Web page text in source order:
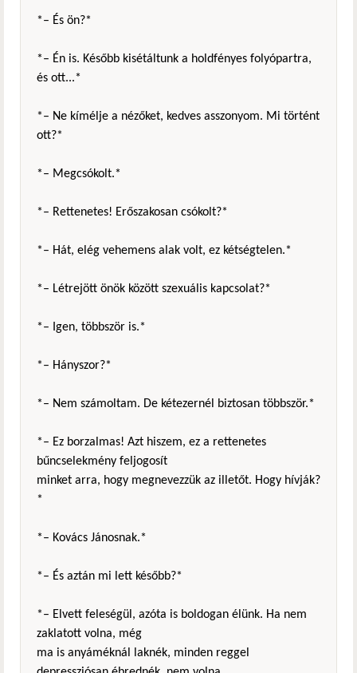
*– És ön?*
*– Én is. Később kisétáltunk a holdfényes folyópartra,
és ott...*
*– Ne kímélje a nézőket, kedves asszonyom. Mi történt
ott?*
*– Megcsókolt.*
*– Rettenetes! Erőszakosan csókolt?*
*– Hát, elég vehemens alak volt, ez kétségtelen.*
*– Létrejött önök között szexuális kapcsolat?*
*– Igen, többször is.*
*– Hányszor?*
*– Nem számoltam. De kétezernél biztosan többször.*
*– Ez borzalmas! Azt hiszem, ez a rettenetes
bűncselekmény feljogosít
minket arra, hogy megnevezzük az illetőt. Hogy hívják?
*
*– Kovács Jánosnak.*
*– És aztán mi lett később?*
*– Elvett feleségül, azóta is boldogan élünk. Ha nem
zaklatott volna, még
ma is anyáméknál laknék, minden reggel